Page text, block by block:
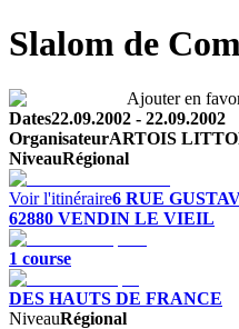
Slalom de
Ajouter en
Dates22.09.2002 - 22.09.2002
OrganisateurARTOIS
NiveauRégional
Voir l'itinéraire6 RUE
62880 VENDIN LE VIEIL
1 course
DES HAUTS DE FRANCE
NiveauRégional